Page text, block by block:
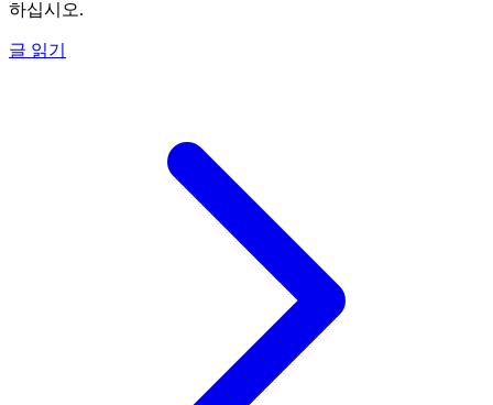
하십시오.
글 읽기